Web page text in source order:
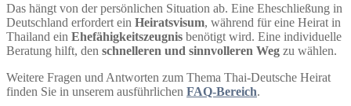
Das hängt von der persönlichen Situation ab. Eine Eheschließung in
Deutschland erfordert ein Heiratsvisum, während für eine Heirat in
Thailand ein Ehefähigkeitszeugnis benötigt wird. Eine individuelle
Beratung hilft, den schnelleren und sinnvolleren Weg zu wählen.
Weitere Fragen und Antworten zum Thema Thai-Deutsche Heirat
finden Sie in unserem ausführlichen FAQ-Bereich.